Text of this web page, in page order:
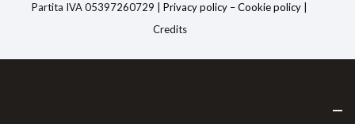
Partita IVA 05397260729 |Privacy policy –Cookie policy
Credits